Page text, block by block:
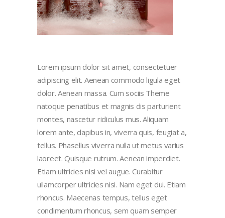
Lorem ipsum dolor sit amet, consectetuer
adipiscing elit. Aenean commodo ligula eget
dolor. Aenean massa. Cum sociis Theme
natoque penatibus et magnis dis parturient
montes, nascetur ridiculus mus. Aliquam
lorem ante, dapibus in, viverra quis, feugiat a,
tellus. Phasellus viverra nulla ut metus varius
laoreet. Quisque rutrum. Aenean imperdiet.
Etiam ultricies nisi vel augue. Curabitur
ullamcorper ultricies nisi. Nam eget dui. Etiam
rhoncus. Maecenas tempus, tellus eget
condimentum rhoncus, sem quam semper